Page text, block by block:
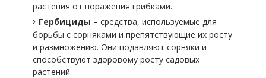
растения от поражения грибками.
Гербициды – средства, используемые для
борьбы с сорняками и препятствующие их росту
и размножению. Они подавляют сорняки и
способствуют здоровому росту садовых
растений.